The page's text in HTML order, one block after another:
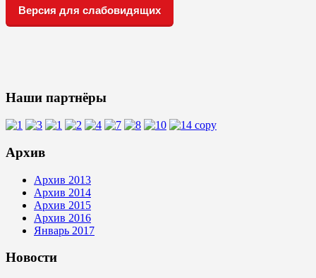
Версия для слабовидящих
Наши партнёры
Архив
Архив 2013
Архив 2014
Архив 2015
Архив 2016
Январь 2017
Новости